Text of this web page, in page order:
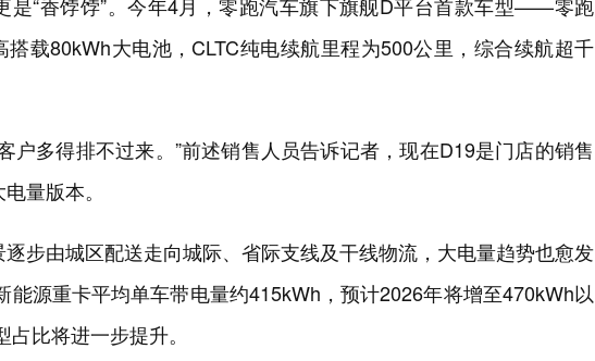
载80kWh大电池，CLTC纯电续航里程为500公里，综合续航超千
户多得排不过来。”前述销售人员告诉记者，现在D19是门店的销售
量版本。
步由城区配送走向城际、省际支线及干线物流，大电量趋势也愈发
能源重卡平均单车带电量约415kWh，预计2026年将增至470kWh以
比将进一步提升。